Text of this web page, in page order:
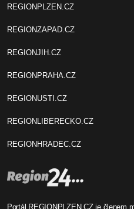
REGIONPLZEN.CZ
REGIONZAPAD.CZ
REGIONJIH.CZ
REGIONPRAHA.CZ
REGIONUSTI.CZ
REGIONLIBERECKO.CZ
REGIONHRADEC.CZ
Portál REGIONPLZEN.CZ je členem